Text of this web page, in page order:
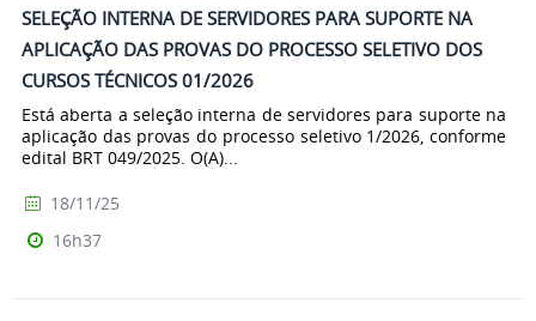
SELEÇÃO INTERNA DE SERVIDORES PARA SUPORTE NA
APLICAÇÃO DAS PROVAS DO PROCESSO SELETIVO DOS
CURSOS TÉCNICOS 01/2026
Está aberta a seleção interna de servidores para suporte na
aplicação das provas do processo seletivo 1/2026, conforme
edital BRT 049/2025. O(A)...
18/11/25
16h37